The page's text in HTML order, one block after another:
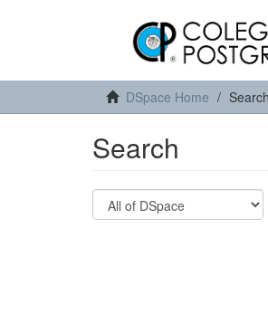
DSpace Home Search
Search